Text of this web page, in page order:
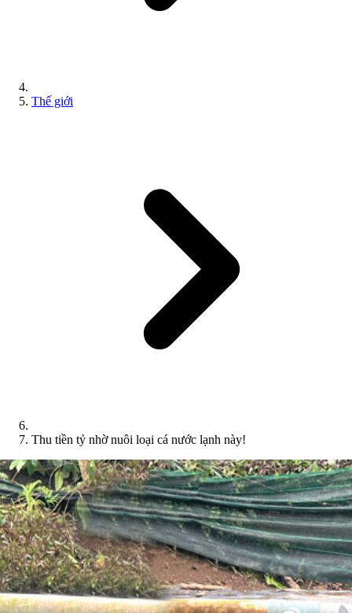
Thế giới
Thu tiền tỷ nhờ nuôi loại cá nước lạnh này!